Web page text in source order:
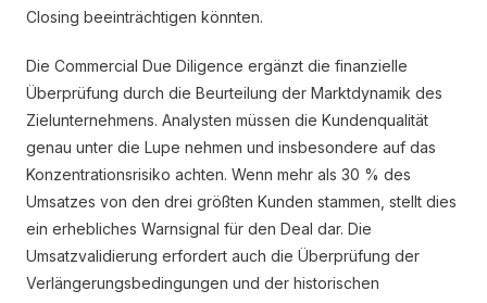
Closing beeinträchtigen könnten.
Die Commercial Due Diligence ergänzt die finanzielle
Überprüfung durch die Beurteilung der Marktdynamik des
Zielunternehmens. Analysten müssen die Kundenqualität
genau unter die Lupe nehmen und insbesondere auf das
Konzentrationsrisiko achten. Wenn mehr als 30 % des
Umsatzes von den drei größten Kunden stammen, stellt dies
ein erhebliches Warnsignal für den Deal dar. Die
Umsatzvalidierung erfordert auch die Überprüfung der
Verlängerungsbedingungen und der historischen